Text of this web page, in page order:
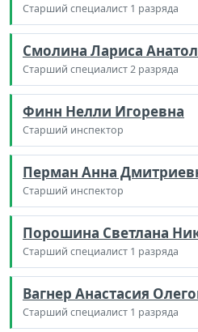
Старший специалист 1 разряда
Смолина Лариса
Старший специалист 2 разряда
Финн Нелли Игоревна
Старший инспектор
Перман Анна
Старший инспектор
Порошина Светлана
Старший специалист 1 разряда
Вагнер Анастасия
Старший специалист 1 разряда